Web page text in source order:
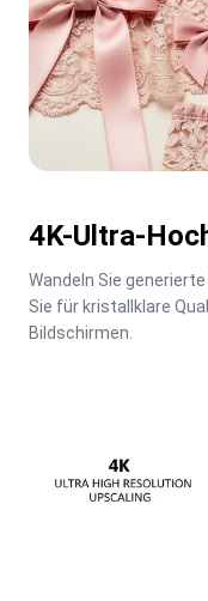
4K-Ultra-
Wandeln Sie
Sie für kristallklare
Bildschirmen.